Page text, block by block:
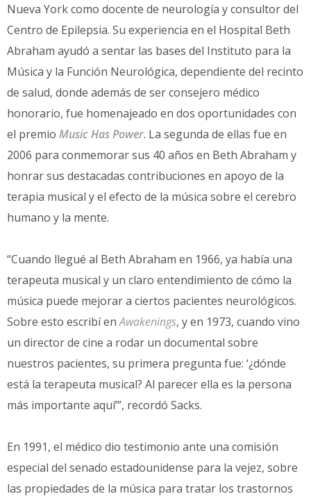
Nueva York como docente de neurología y consultor del
Centro de Epilepsia. Su experiencia en el Hospital Beth
Abraham ayudó a sentar las bases del Instituto para la
Música y la Función Neurológica, dependiente del recinto
de salud, donde además de ser consejero médico
honorario, fue homenajeado en dos oportunidades con
el premio Music Has Power. La segunda de ellas fue en
2006 para conmemorar sus 40 años en Beth Abraham y
honrar sus destacadas contribuciones en apoyo de la
terapia musical y el efecto de la música sobre el cerebro
humano y la mente.
“Cuando llegué al Beth Abraham en 1966, ya había una
terapeuta musical y un claro entendimiento de cómo la
música puede mejorar a ciertos pacientes neurológicos.
Sobre esto escribí enAwakenings, y en 1973, cuando vino
un director de cine a rodar un documental sobre
nuestros pacientes, su primera pregunta fue: ‘¿dónde
está la terapeuta musical? Al parecer ella es la persona
más importante aquí’”, recordó Sacks.
En 1991, el médico dio testimonio ante una comisión
especial del senado estadounidense para la vejez, sobre
las propiedades de la música para tratar los trastornos